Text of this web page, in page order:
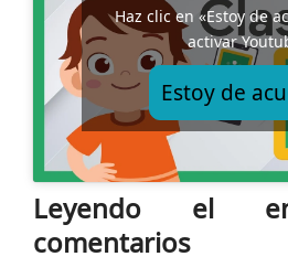
Haz clic en «Estoy de
activar
Estoy de
Leyendo el
comentarios